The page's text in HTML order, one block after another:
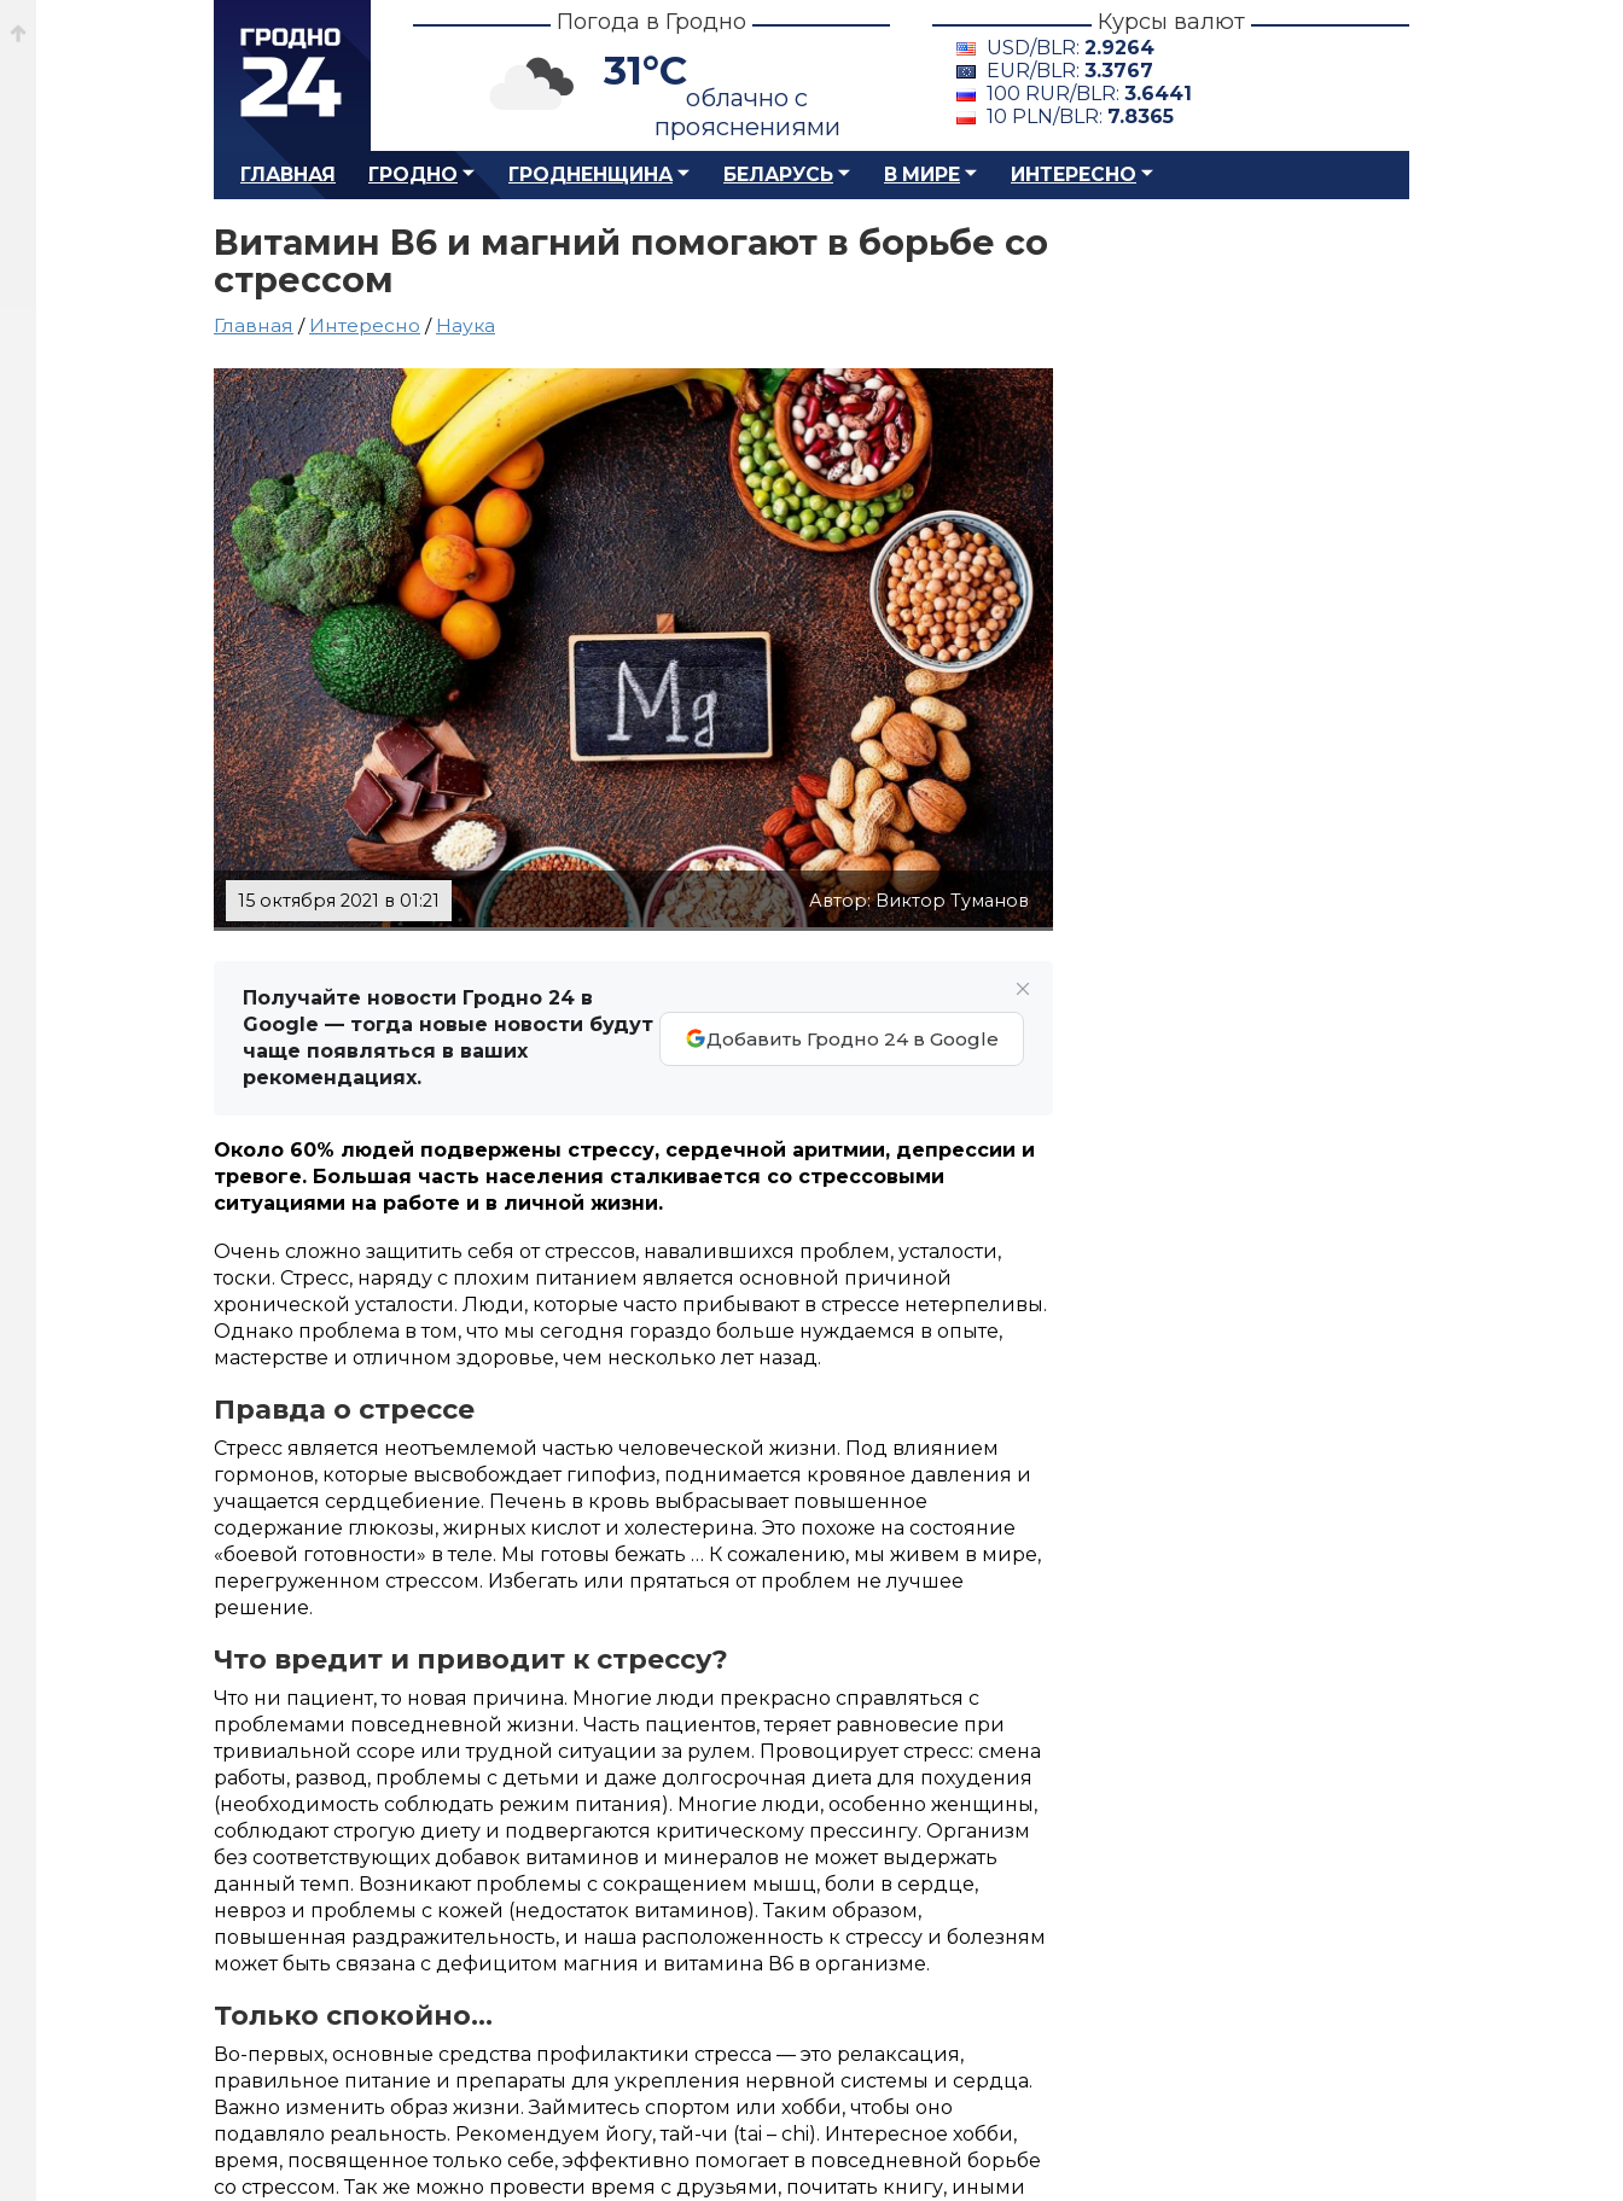
Погода в Гродно
31°C
облачно с
прояснениями
Курсы валют
USD/BLR: 2.9264
EUR/BLR: 3.3767
100 RUR/BLR: 3.6441
10 PLN/BLR: 7.8365
ГЛАВНАЯ ГРОДНО ГРОДНЕНЩИНА БЕЛАРУСЬ В МИРЕ ИНТЕРЕСНО
Витамин В6 и магний помогают в борьбе со
стрессом
Главная / Интересно / Наука
15 октября 2021 в 01:21 Автор: Виктор Туманов
Получайте новости Гродно 24 в
Google — тогда новые новости будут
чаще появляться в ваших
рекомендациях.
Добавить Гродно 24 в Google
Около 60% людей подвержены стрессу, сердечной аритмии, депрессии и
тревоге. Большая часть населения сталкивается со стрессовыми
ситуациями на работе и в личной жизни.
Очень сложно защитить себя от стрессов, навалившихся проблем, усталости,
тоски. Стресс, наряду с плохим питанием является основной причиной
хронической усталости. Люди, которые часто прибывают в стрессе нетерпеливы.
Однако проблема в том, что мы сегодня гораздо больше нуждаемся в опыте,
мастерстве и отличном здоровье, чем несколько лет назад.
Правда о стрессе
Стресс является неотъемлемой частью человеческой жизни. Под влиянием
гормонов, которые высвобождает гипофиз, поднимается кровяное давления и
учащается сердцебиение. Печень в кровь выбрасывает повышенное
содержание глюкозы, жирных кислот и холестерина. Это похоже на состояние
«боевой готовности» в теле. Мы готовы бежать … К сожалению, мы живем в мире,
перегруженном стрессом. Избегать или прятаться от проблем не лучшее
решение.
Что вредит и приводит к стрессу?
Что ни пациент, то новая причина. Многие люди прекрасно справляться с
проблемами повседневной жизни. Часть пациентов, теряет равновесие при
тривиальной ссоре или трудной ситуации за рулем. Провоцирует стресс: смена
работы, развод, проблемы с детьми и даже долгосрочная диета для похудения
(необходимость соблюдать режим питания). Многие люди, особенно женщины,
соблюдают строгую диету и подвергаются критическому прессингу. Организм
без соответствующих добавок витаминов и минералов не может выдержать
данный темп. Возникают проблемы с сокращением мышц, боли в сердце,
невроз и проблемы с кожей (недостаток витаминов). Таким образом,
повышенная раздражительность, и наша расположенность к стрессу и болезням
может быть связана с дефицитом магния и витамина В6 в организме.
Только спокойно…
Во-первых, основные средства профилактики стресса — это релаксация,
правильное питание и препараты для укрепления нервной системы и сердца.
Важно изменить образ жизни. Займитесь спортом или хобби, чтобы оно
подавляло реальность. Рекомендуем йогу, тай-чи (tai – chi). Интересное хобби,
время, посвященное только себе, эффективно помогает в повседневной борьбе
со стрессом. Так же можно провести время с друзьями, почитать книгу, иными